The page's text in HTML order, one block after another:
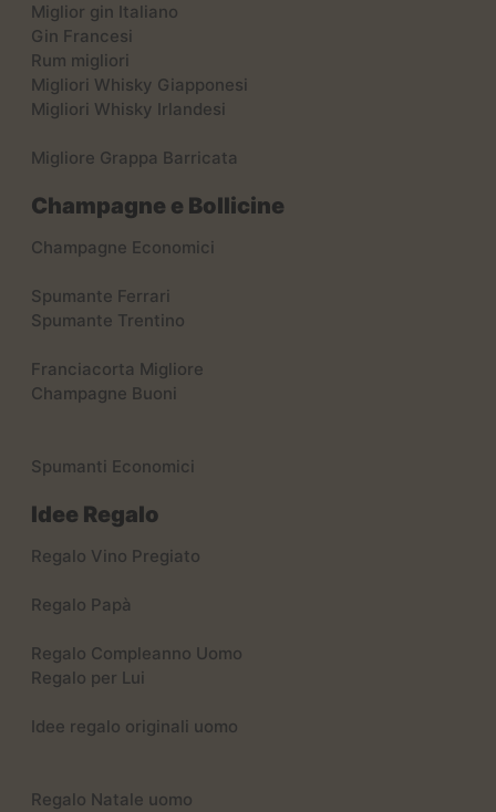
Miglior gin Italiano
Gin Francesi
Rum migliori
Migliori Whisky Giapponesi
Migliori Whisky Irlandesi
Migliore Grappa Barricata
Champagne e Bollicine
Champagne Economici
Spumante Ferrari
Spumante Trentino
Franciacorta Migliore
Champagne Buoni
Spumanti Economici
Idee Regalo
Regalo Vino Pregiato
Regalo Papà
Regalo Compleanno Uomo
Regalo per Lui
Idee regalo originali uomo
Regalo Natale uomo